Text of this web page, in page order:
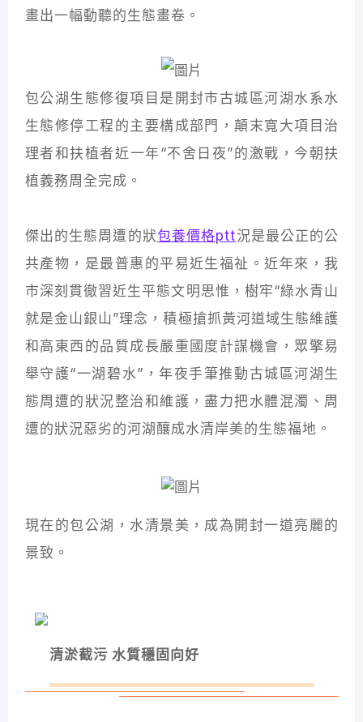
畫出一幅動聽的生態畫卷。
包公湖生態修復項目是開封市古城區河湖水系水
生態修停工程的主要構成部門，顛末寬大項目治
理者和扶植者近一年“不舍日夜”的激戰，今朝扶
植義務周全完成。
傑出的生態周遭的狀包養價格ptt況是最公正的公
共產物，是最普惠的平易近生福祉。近年來，我
市深刻貫徹習近生平態文明思惟，樹牢“綠水青山
就是金山銀山”理念，積極搶抓黃河道域生態維護
和高東西的品質成長嚴重國度計謀機會，眾擎易
舉守護“一湖碧水”，年夜手筆推動古城區河湖生
態周遭的狀況整治和維護，盡力把水體混濁、周
遭的狀況惡劣的河湖釀成水清岸美的生態福地。
現在的包公湖，水清景美，成為開封一道亮麗的
景致。
清淤截污 水質穩固向好